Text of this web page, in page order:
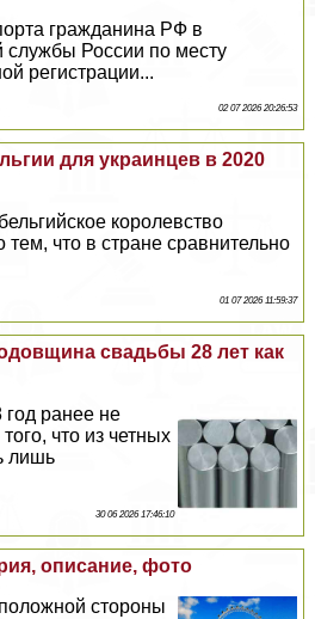
гражданина РФ в
службы России по месту
регистрации...
02 07 2026 20:26:53
для украинцев в 2020
королевство
тем, что в стране сравнительно
01 07 2026 11:59:37
свадьбы 28 лет как
год ранее не
что из четных
лишь
30 06 2026 17:46:10
описание, фото
стороны